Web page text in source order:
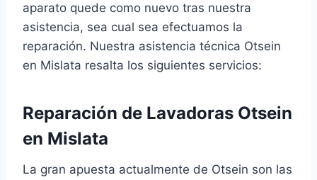
aparato quede como nuevo tras nuestra
asistencia, sea cual sea efectuamos la
reparación. Nuestra asistencia técnica Otsein
en Mislata resalta los siguientes servicios:
Reparación de Lavadoras Otsein
en Mislata
La gran apuesta actualmente de Otsein son las